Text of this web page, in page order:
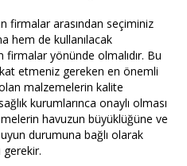
firmalar arasından seçiminiz
hem de kullanılacak
yönünde olmalıdır. Bu
etmeniz gereken en önemli
olan malzemelerin kalite
kurumlarınca onaylı olması
havuzun büyüklüğüne ve
durumuna bağlı olarak
gerekir.